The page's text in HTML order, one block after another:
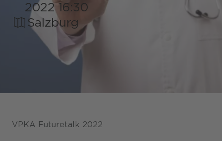
Shops / Marketplace / Portale
2022 16:30
Salzburg
VPKA Futuretalk 2022